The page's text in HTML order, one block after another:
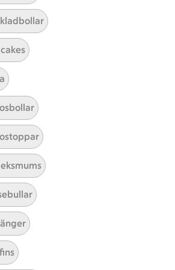
1 kommentarer
tillaga
har Medel svårighetsgrad